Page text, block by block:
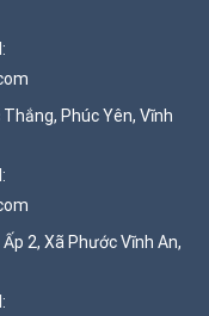
Phúc Yên, Vĩnh
2, Xã Phước Vĩnh An,